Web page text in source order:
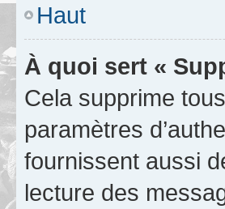
Haut
À quoi sert «
Cela supprime
paramètres
fournissent aussi
lecture des